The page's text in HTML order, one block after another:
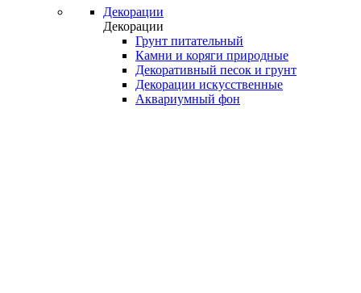
Декорации
Декорации
Грунт питательный
Камни и коряги природные
Декоративный песок и грунт
Декорации искусственные
Аквариумный фон